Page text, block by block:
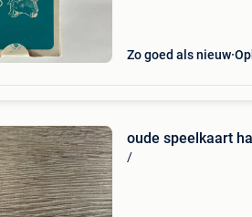
Zo goed als nieuw
oude speelkaart
/